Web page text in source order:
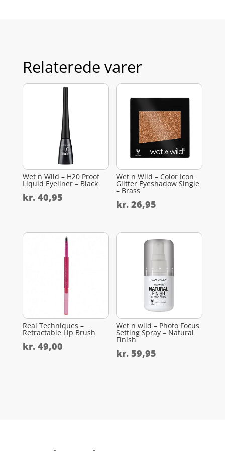
Relaterede varer
Wet n Wild – H20 Proof
Liquid Eyeliner – Black
kr.40,95
Wet n Wild – Color Icon
Glitter Eyeshadow Single
– Brass
kr. 26,95
Real Techniques –
Retractable Lip Brush
kr.49,00
Wet n wild – Photo Focus
Setting Spray – Natural
Finish
kr. 59,95